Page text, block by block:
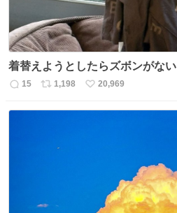
着替えようとしたらズボンがない
返
15
リ
1,198
い
20,969